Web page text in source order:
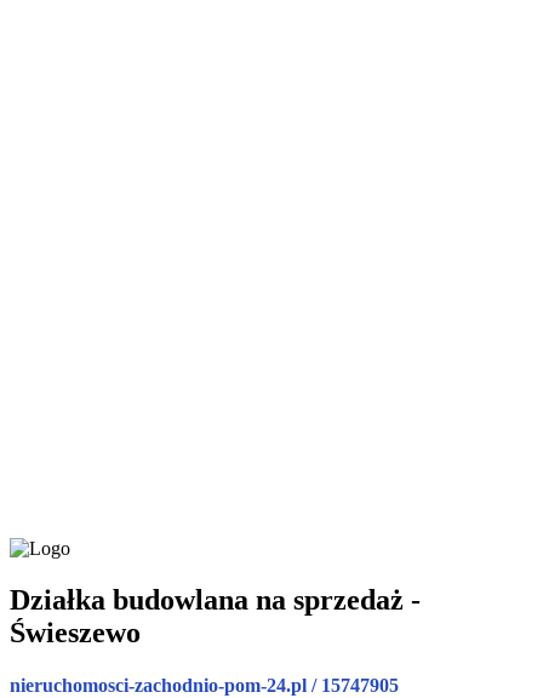
Działka budowlana na sprzedaż -
Świeszewo
nieruchomosci-zachodnio-pom-24.pl / 15747905